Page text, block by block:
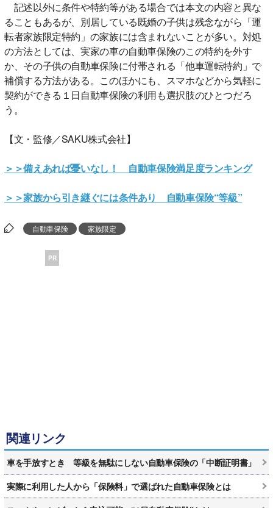
記述以外に条件や特約等がある場合では本文の内容と異な
ることもあるが、別居している既婚の子供は残念ながら「運
転者家族限定特約」の家族には含まれないことが多い。対処
の方法としては、実家の車の自動車保険のこの特約を外す
か、その子供の自動車保険に付帯される「他車運転特約」で
補償する方法がある。このほかにも、スマホなどから気軽に
契約ができる１日自動車保険の利用も選択肢のひとつだろ
う。
【文・監修／SAKU株式会社】
＞＞備えあれば憂いなし！ 自動車保険満足度ランキング
＞＞家族から引き継ぐには条件あり 自動車保険“等級”
自動車保険 家族限定
PR
関連リンク
車を手放すとき 等級を無駄にしない自動車保険の「中断証明書」
実際に利用した人から「保険料」で選ばれた自動車保険とは